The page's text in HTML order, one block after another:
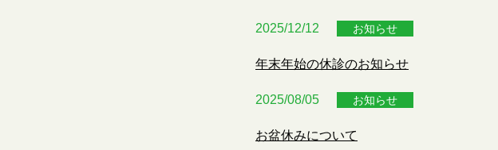
2025/12/12 お知らせ
年末年始の休診のお知らせ
2025/08/05 お知らせ
お盆休みについて